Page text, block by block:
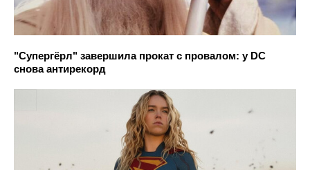
"Супергёрл" завершила прокат с провалом: у DC
снова антирекорд